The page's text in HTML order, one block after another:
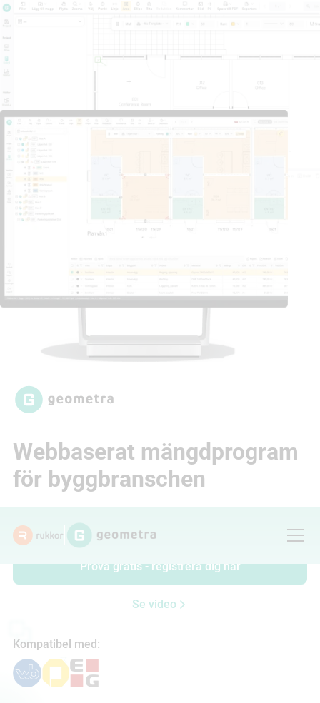
Webbaserat mängdprogram
för byggbranschen
Prova gratis i 30 dagar.
Prova gratis - registrera dig här
Se video
Kompatibel med: